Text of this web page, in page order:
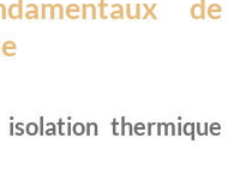
de
thermique